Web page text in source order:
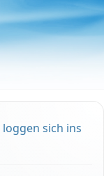
loggen sich ins